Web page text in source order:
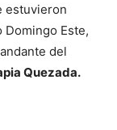
estuvieron
Este,
del
Quezada.